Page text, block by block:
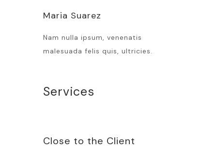
Maria Suarez
Nam nulla ipsum, venenatis
malesuada felis quis, ultricies.
Services
Close to the Client